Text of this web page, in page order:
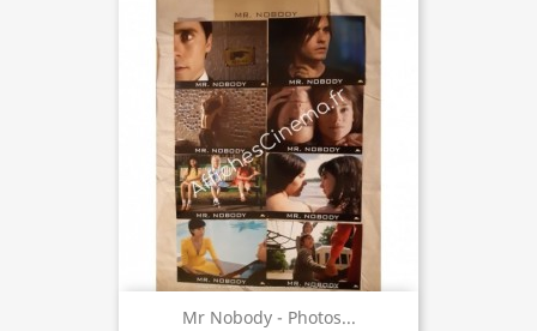
Mr Nobody - Photos...